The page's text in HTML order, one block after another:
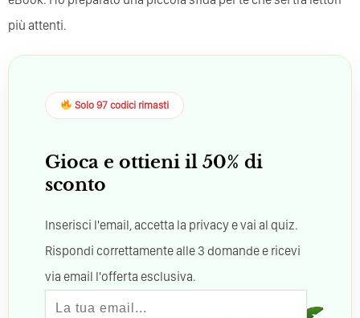
più attenti.
Solo 97 codici rimasti
Gioca e ottieni il 50% di
sconto
Inserisci l'email, accetta la privacy e vai al quiz.
Rispondi correttamente alle 3 domande e ricevi
via email l'offerta esclusiva.